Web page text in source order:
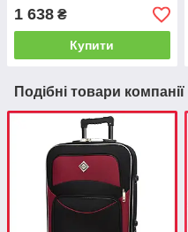
1 638 ₴
Купити
Подібні товари компанії